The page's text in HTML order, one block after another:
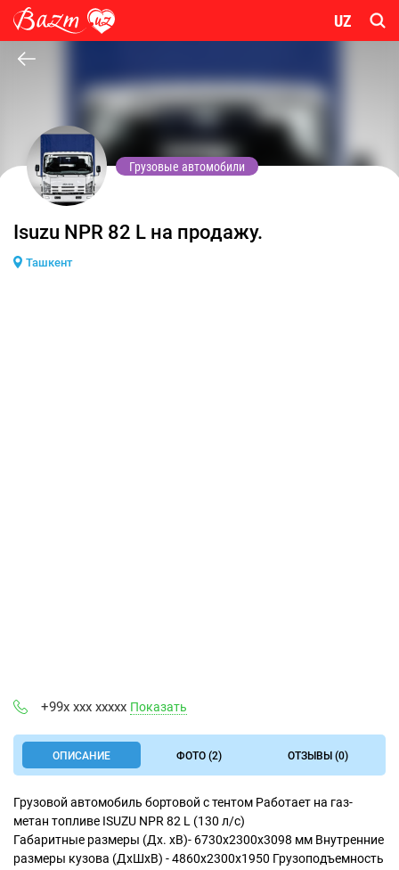
UZ
Грузовые автомобили
Isuzu NPR 82 L на продажу.
Ташкент
+99x xxx xxxxx Показать
ОПИСАНИЕ ФОТО (2) ОТЗЫВЫ (0)
Грузовой автомобиль бортовой с тентом Работает на газ-
метан топливе ISUZU NPR 82 L (130 л/с)
Габаритные размеры (Дх. хВ)- 6730х2300х3098 мм Внутренние
размеры кузова (ДхШхВ) - 4860х2300х1950 Грузоподъемность